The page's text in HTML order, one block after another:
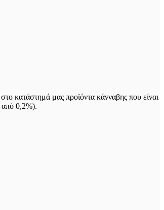
κατάστημά μας προϊόντα κάνναβης που είναι
από 0,2%).